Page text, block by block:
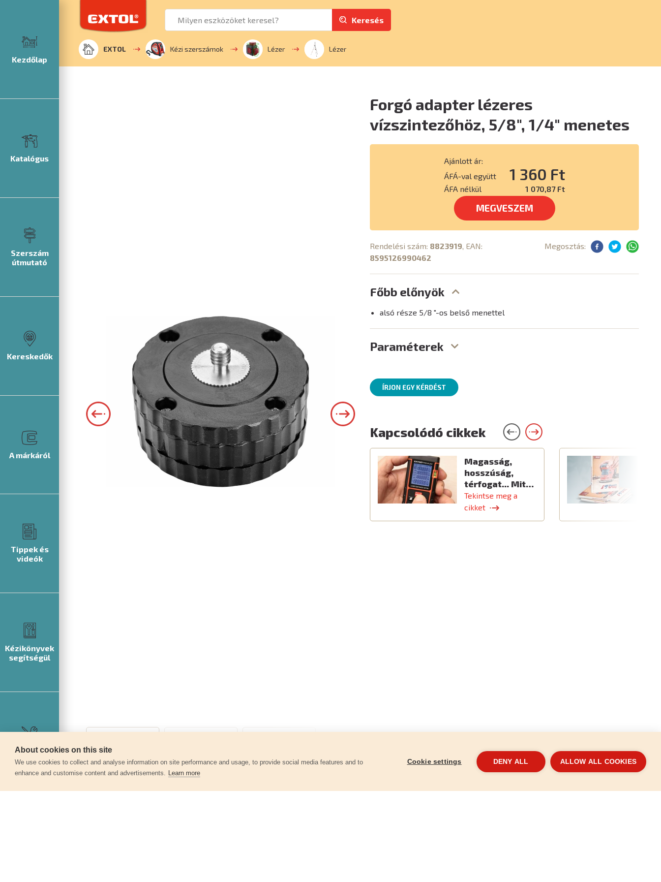
Kezdőlap
Katalógus
Szerszám
útmutató
Kereskedők
A márkáról
Tippek és
videók
Kézikönyvek
segítségül
Szerviz
Keresés
EXTOL Kézi szerszámok Lézer Lézer
Forgó adapter lézeres
vízszintezőhöz, 5/8", 1/4" menetes
Ajánlott ár:
ÁFÁ-val együtt
1 360 Ft
ÁFA nélkül 1 070,87 Ft
MEGVESZEM
Rendelési szám: 8823919, EAN:
8595126990462
Megosztás:
Főbb előnyök
alsó része 5/8 "-os belső menettel
Paraméterek
ÍRJON EGY KÉRDÉST
Kapcsolódó cikkek
Magasság,
hosszúság,
térfogat... Mit…
Tekintse meg a
cikket
About cookies on this site
We use cookies to collect and analyse information on site performance and usage, to provide social media features and to
enhance and customise content and advertisements. Learn more
Cookie settings DENY ALL ALLOW ALL COOKIES